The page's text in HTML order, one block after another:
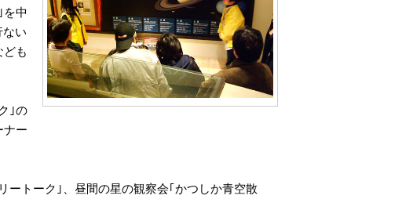
を中
い
ども
｣の
ナー
ートーク｣、昼間の星の観察会｢かつしか青空散